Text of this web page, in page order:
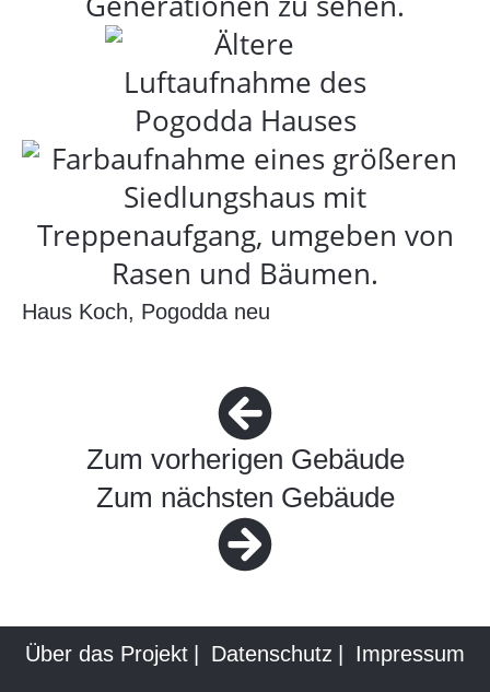
Haus Koch, Pogodda neu
Zum vorherigen Gebäude
Zum nächsten Gebäude
Über das Projekt Datenschutz
Impressum